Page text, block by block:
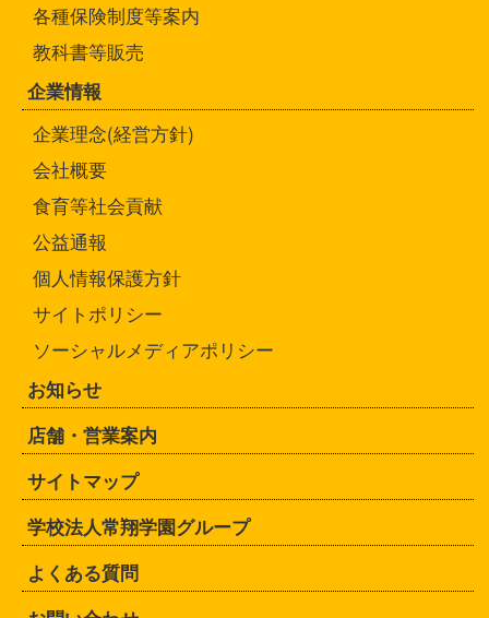
各種保険制度等案内
教科書等販売
企業情報
企業理念(経営方針)
会社概要
食育等社会貢献
公益通報
個人情報保護方針
サイトポリシー
ソーシャルメディアポリシー
お知らせ
店舗・営業案内
サイトマップ
学校法人常翔学園グループ
よくある質問